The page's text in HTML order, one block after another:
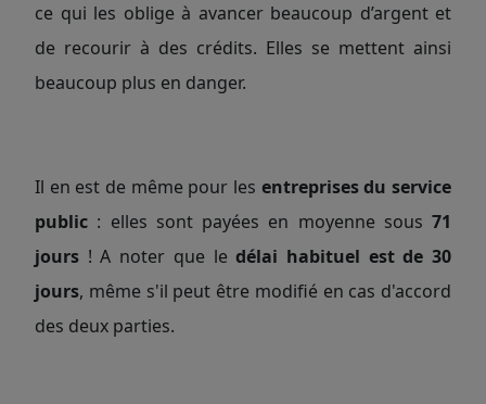
ce qui les oblige à avancer beaucoup d’argent et
de recourir à des crédits. Elles se mettent ainsi
beaucoup plus en danger.
Il en est de même pour les entreprises du service
public : elles sont payées en moyenne sous 71
jours ! A noter que ledélai habituel est de 30
jours, même s'il peut être modifié en cas d'accord
des deux parties.